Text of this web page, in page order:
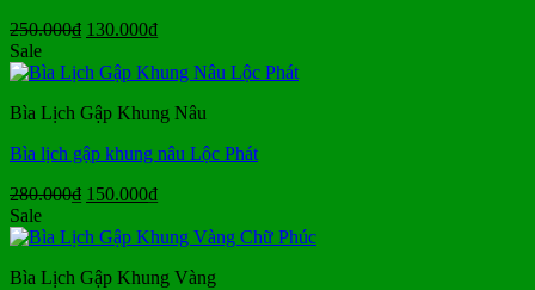
250.000₫ Giá
là:
130.000₫Giá
tại
130.000₫.
Sale
Bìa Lịch Gập Khung Nâu
Bìa lịch gập khung nâu Lộc Phát
280.000₫ Giá
là:
150.000₫Giá
tại
150.000₫.
Sale
Bìa Lịch Gập Khung Vàng